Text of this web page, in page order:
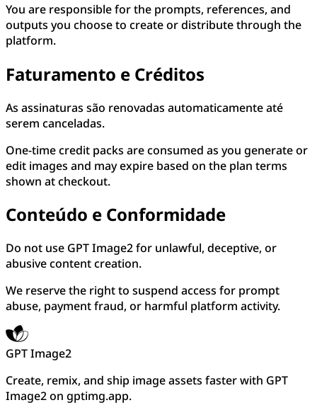
You are responsible for the prompts, references, and
outputs you choose to create or distribute through the
platform.
Faturamento e Créditos
As assinaturas são renovadas automaticamente até
serem canceladas.
One-time credit packs are consumed as you generate or
edit images and may expire based on the plan terms
shown at checkout.
Conteúdo e Conformidade
Do not use GPT Image2 for unlawful, deceptive, or
abusive content creation.
We reserve the right to suspend access for prompt
abuse, payment fraud, or harmful platform activity.
GPT Image2
Create, remix, and ship image assets faster with GPT
Image2 on gptimg.app.